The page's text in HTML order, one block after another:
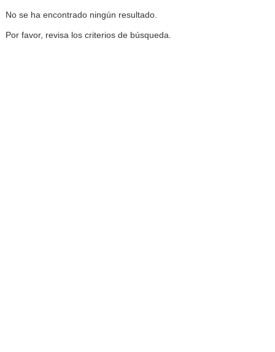
No se ha encontrado ningún resultado.
Por favor, revisa los criterios de búsqueda.